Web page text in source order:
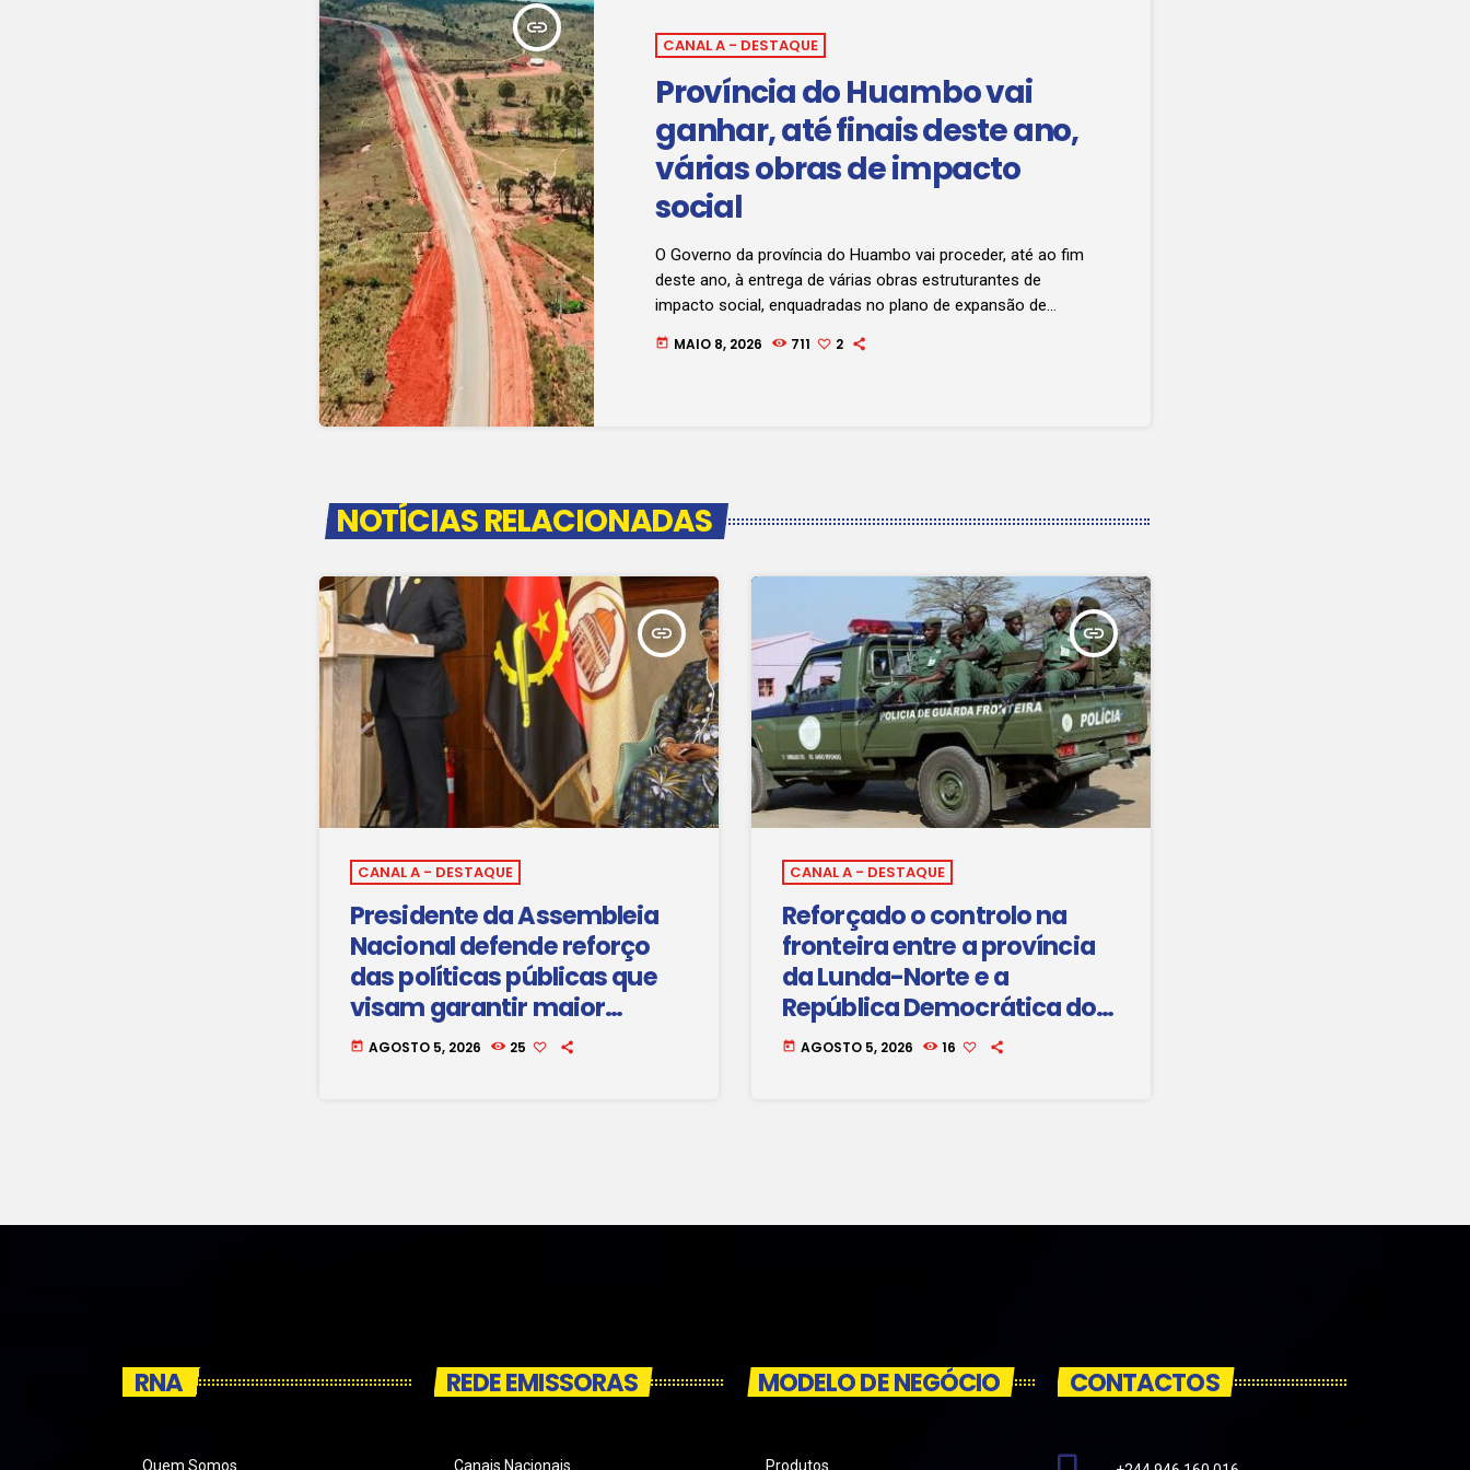
insert_link
CANAL A - DESTAQUE
Província do Huambo vai
ganhar, até finais deste ano,
várias obras de impacto
social
O Governo da província do Huambo vai proceder, até ao fim
deste ano, à entrega de várias obras estruturantes de
impacto social, enquadradas no plano de expansão de
de 148 quilómetros de estrada. Jornalista Niusa Kalundinde.
today MAIO 8, 2026 711 2
NOTÍCIAS RELACIONADAS
insert_link
CANAL A - DESTAQUE
Presidente da Assembleia
Nacional defende reforço
das políticas públicas que
visam garantir maior
acesso das mulheres ao
today AGOSTO 5, 2026 25
insert_link
CANAL A - DESTAQUE
Reforçado o controlo na
fronteira entre a província
da Lunda-Norte e a
República Democrática do
Congo, com a inauguração
today AGOSTO 5, 2026 16
RNA
Quem Somos
REDE EMISSORAS
Canais Nacionais
MODELO DE NEGÓCIO
Produtos
CONTACTOS